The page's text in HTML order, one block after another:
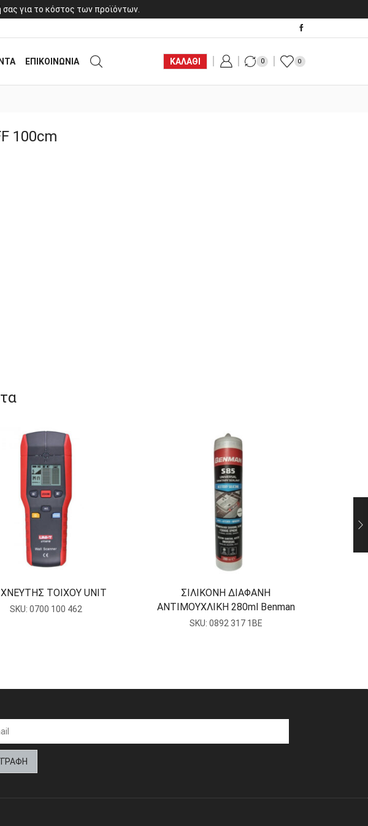
για το κόστος των προϊόντων.
ΕΠΙΚΟΙΝΩΝΙΑ ΚΑΛΑΘΙ 0 0
100cm
ΤΟΙΧΟΥ UNIT
SKU: 0700 100 462
ΣΙΛΙΚΟΝΗ ΔΙΑΦΑΝΗ
ΑΝΤΙΜΟΥΧΛΙΚΗ 280ml Benman
SKU: 0892 317 1BE